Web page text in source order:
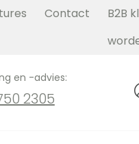
Contact
B2B
en -advies:
2305